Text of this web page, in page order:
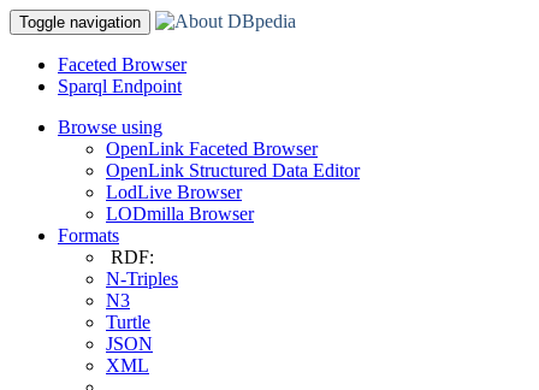
Toggle navigation
Faceted Browser
Sparql Endpoint
Browse using
OpenLink Faceted Browser
OpenLink Structured Data Editor
LodLive Browser
LODmilla Browser
Formats
RDF:
N-Triples
N3
Turtle
JSON
XML